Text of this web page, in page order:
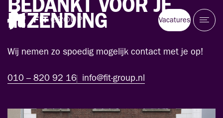
Vacatures
BEDANKT VOOR JE
INZENDING
Wij nemen zo spoedig mogelijk contact met je op!
010 – 820 92 16 info@fit-group.nl